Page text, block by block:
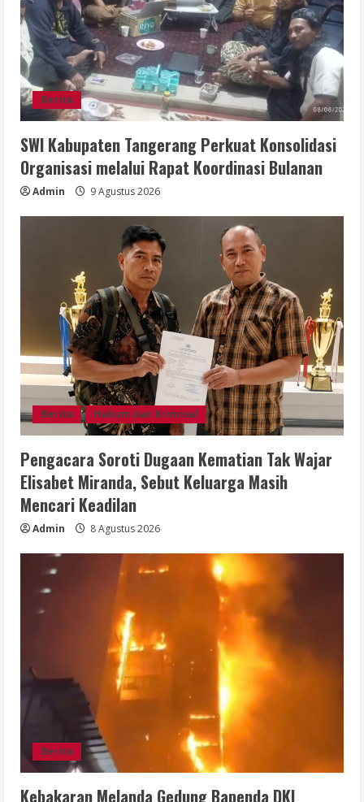
Berita
SWI Kabupaten Tangerang Perkuat Konsolidasi
Organisasi melalui Rapat Koordinasi Bulanan
Admin 9 Agustus 2026
Berita Hukum dan Kriminal
Pengacara Soroti Dugaan Kematian Tak Wajar
Elisabet Miranda, Sebut Keluarga Masih
Mencari Keadilan
Admin 8 Agustus 2026
Berita
Kebakaran Melanda Gedung Bapenda DKI